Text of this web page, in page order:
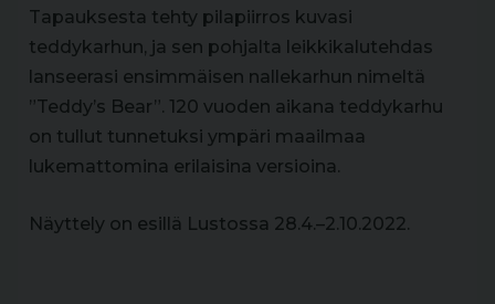
Tapauksesta tehty pilapiirros kuvasi
teddykarhun, ja sen pohjalta leikkikalutehdas
lanseerasi ensimmäisen nallekarhun nimeltä
”Teddy’s Bear”. 120 vuoden aikana teddykarhu
on tullut tunnetuksi ympäri maailmaa
lukemattomina erilaisina versioina.
Näyttely on esillä Lustossa 28.4.–2.10.2022.